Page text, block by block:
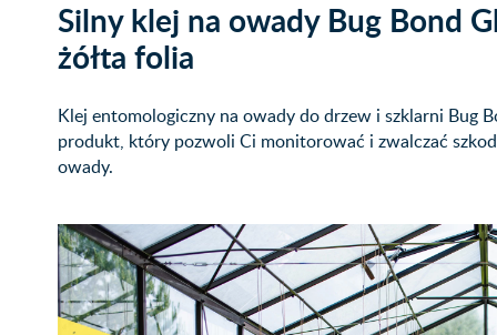
Silny klej na owady Bug Bond
żółta folia
Klej entomologiczny na owady do drzew i szklarni Bug
produkt, który pozwoli Ci monitorować i zwalczać
owady.